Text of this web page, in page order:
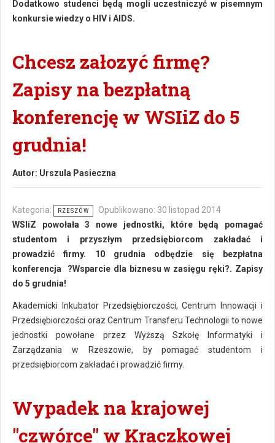
Dodatkowo studenci będą mogli uczestniczyć w pisemnym
konkursie wiedzy o HIV i AIDS.
Chcesz załozyć firmę?
Zapisy na bezpłatną
konferencję w WSIiZ do 5
grudnia!
Autor: Urszula Pasieczna
Kategoria: RZESZÓW
Opublikowano: 30 listopad 2014
WSIiZ powołała 3 nowe jednostki, które będą pomagać
studentom i przyszłym przedsiębiorcom zakładać i
prowadzić firmy. 10 grudnia odbędzie się bezpłatna
konferencja ?Wsparcie dla biznesu w zasięgu ręki?. Zapisy
do 5 grudnia!
Akademicki Inkubator Przedsiębiorczości, Centrum Innowacji i
Przedsiębiorczości oraz Centrum Transferu Technologii to nowe
jednostki powołane przez Wyższą Szkołę Informatyki i
Zarządzania w Rzeszowie, by pomagać studentom i
przedsiębiorcom zakładać i prowadzić firmy.
Wypadek na krajowej
"czwórce" w Kraczkowej